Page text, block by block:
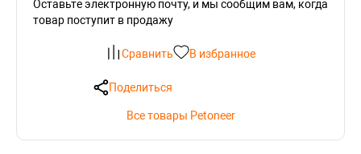
Оставьте электронную почту, и мы сообщим вам, когда
товар поступит в продажу
Сравнить В избранное
Поделиться
Все товары Petoneer